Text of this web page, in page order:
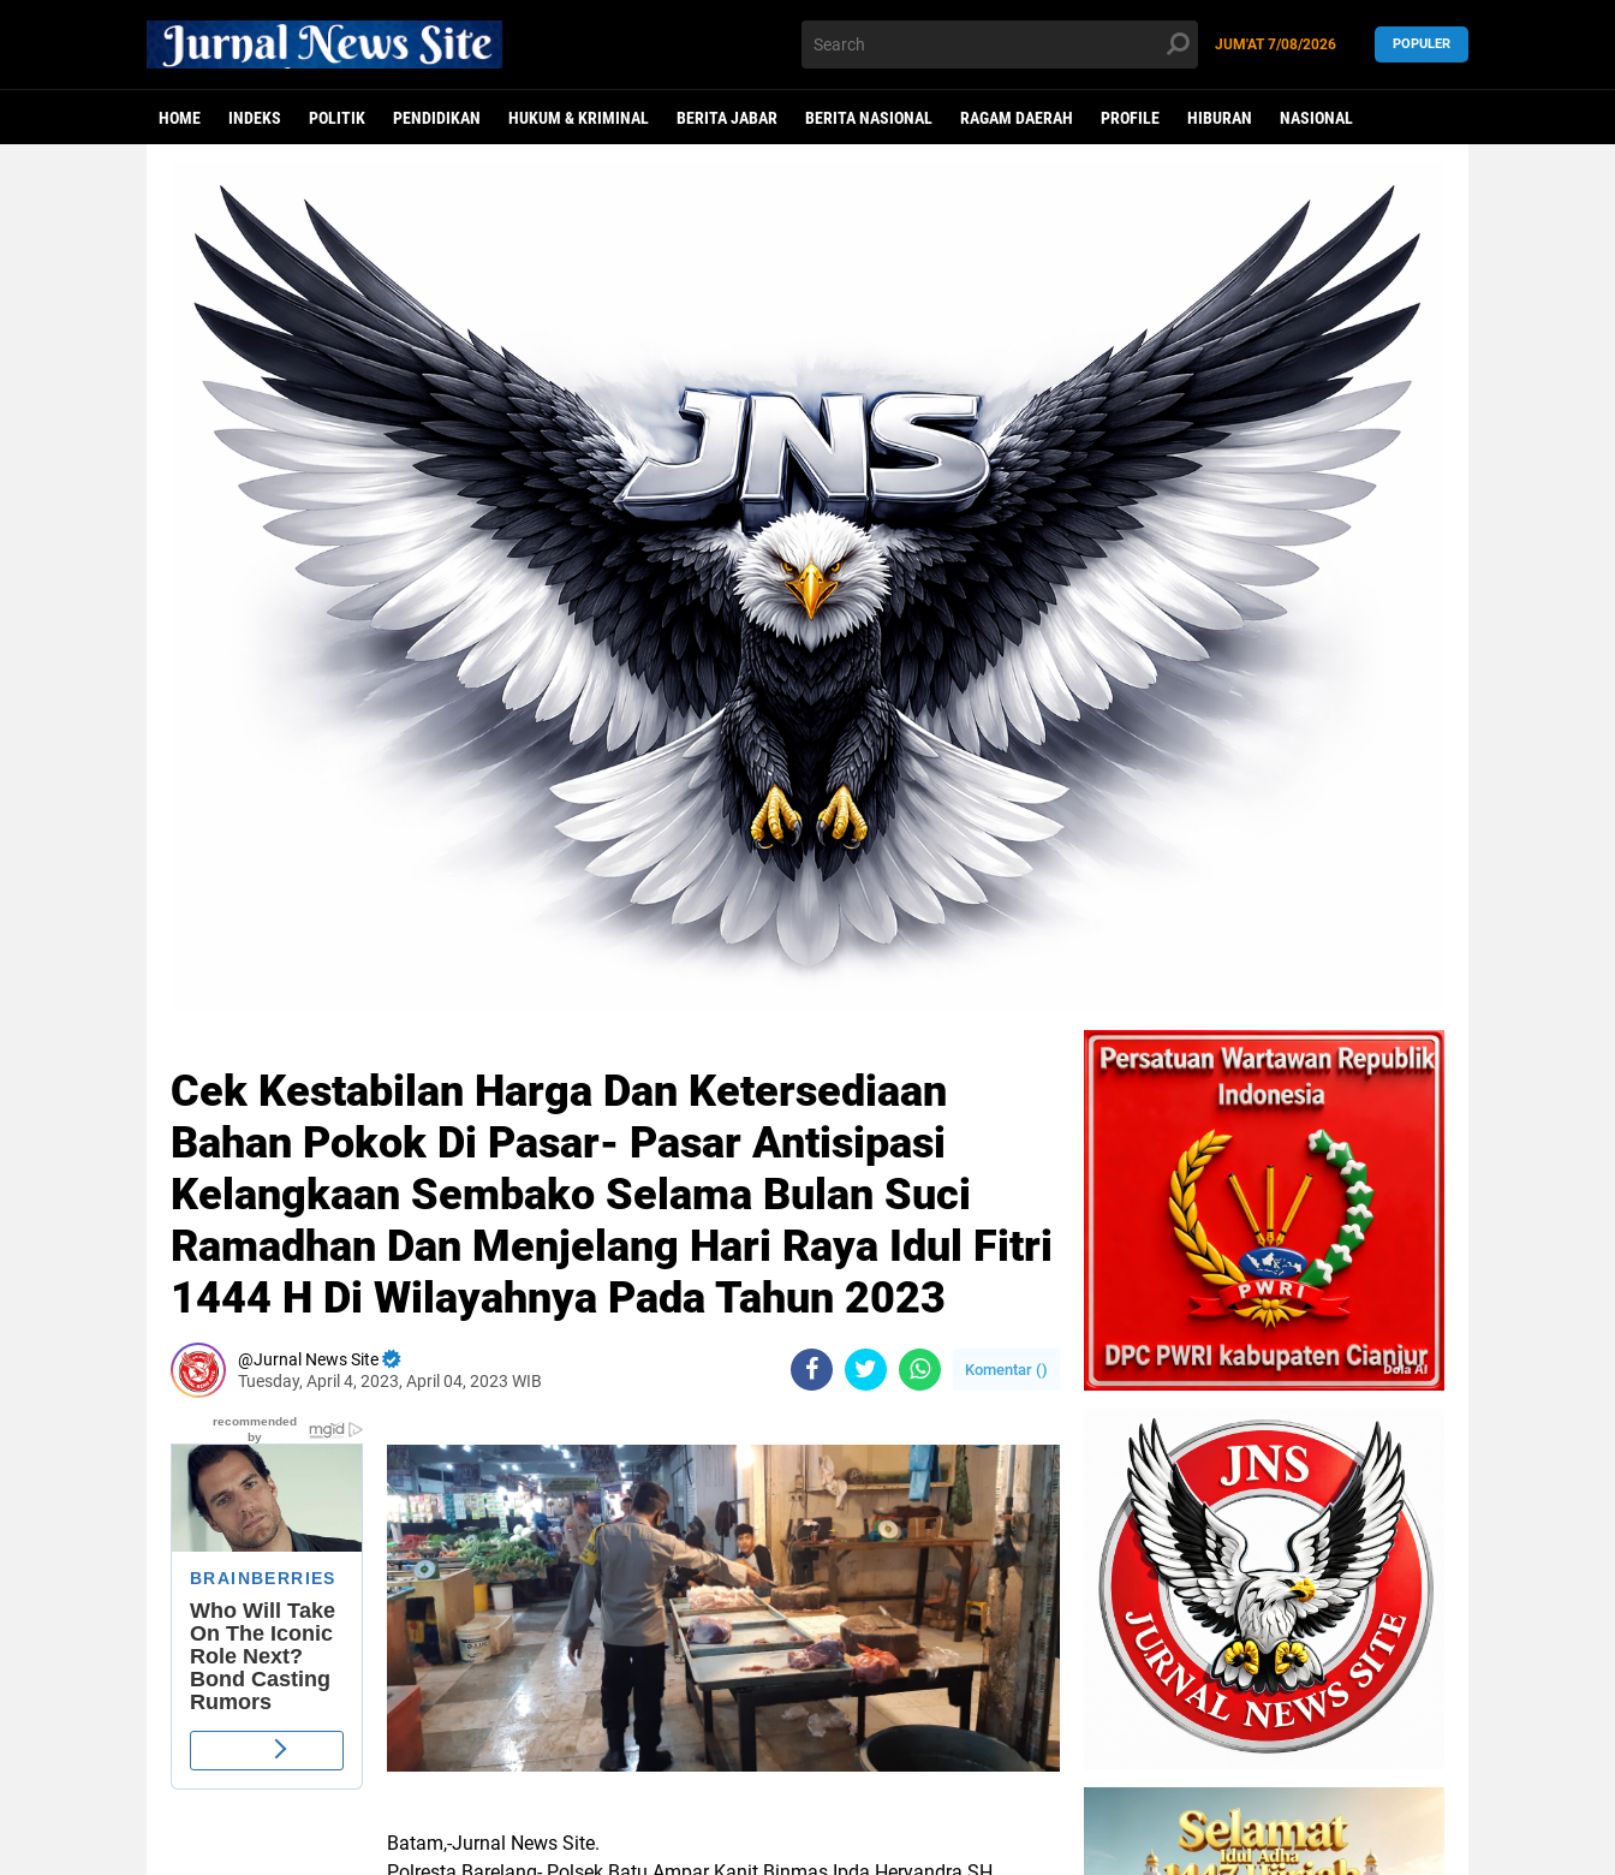
JUM'AT7/08/2026 POPULER
HOME INDEKS POLITIK PENDIDIKAN HUKUM & KRIMINAL BERITA JABAR BERITA NASIONAL RAGAM DAERAH PROFILE HIBURAN NASIONAL
Cek Kestabilan Harga Dan Ketersediaan
Bahan Pokok Di Pasar- Pasar Antisipasi
Kelangkaan Sembako Selama Bulan Suci
Ramadhan Dan Menjelang Hari Raya Idul Fitri
1444 H Di Wilayahnya Pada Tahun 2023
Jurnal News Site
Tuesday, April 4, 2023, April 04, 2023 WIB
Komentar ()
Batam,-Jurnal News Site.